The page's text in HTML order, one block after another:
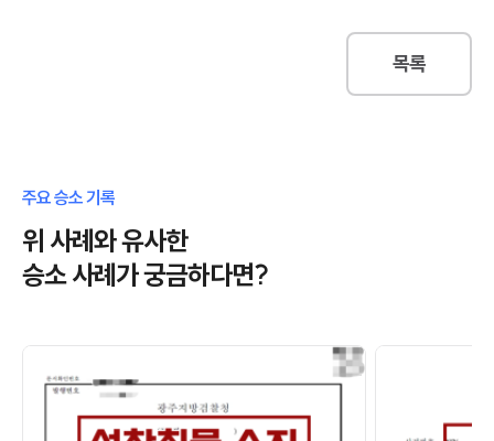
목록
주요 승소 기록
위 사례와 유사한
승소 사례가 궁금하다면?